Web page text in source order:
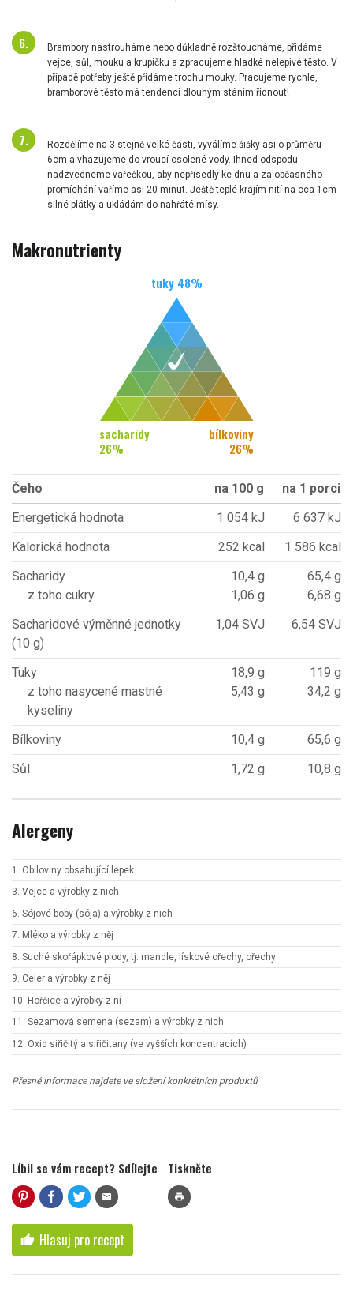
Brambory nastrouháme nebo důkladně rozšťoucháme, přidáme
vejce, sůl, mouku a krupičku a zpracujeme hladké nelepivé těsto. V
případě potřeby ještě přidáme trochu mouky. Pracujeme rychle,
bramborové těsto má tendenci dlouhým stáním řídnout!
Rozdělíme na 3 stejně velké části, vyválíme šišky asi o průměru
6cm a vhazujeme do vroucí osolené vody. Ihned odspodu
nadzvedneme vařečkou, aby nepřisedly ke dnu a za občasného
promíchání vaříme asi 20 minut. Ještě teplé krájím nití na cca 1cm
silné plátky a ukládám do nahřáté mísy.
Makronutrienty
tuky 48%
sacharidy
26%
bílkoviny
26%
Čeho na 100 g
na 1 porci
Energetická hodnota
1 054 kJ
6 637 kJ
Kalorická hodnota
252 kcal
1 586 kcal
Sacharidy
z toho cukry
10,4 g
1,06 g
65,4 g
6,68 g
Sacharidové výměnné jednotky
(10 g)
1,04 SVJ 6,54 SVJ
Tuky
z toho nasycené mastné
kyseliny
18,9 g
5,43 g
119 g
34,2 g
Bílkoviny 10,4 g
65,6 g
Sůl
1,72 g 10,8 g
Alergeny
1. Obiloviny obsahující lepek
3. Vejce a výrobky z nich
6. Sójové boby (sója) a výrobky z nich
7. Mléko a výrobky z něj
8. Suché skořápkové plody, tj. mandle, lískové ořechy, ořechy
9. Celer a výrobky z něj
10. Hořčice a výrobky z ní
11. Sezamová semena (sezam) a výrobky z nich
12. Oxid siřičitý a siřičitany (ve vyšších koncentracích)
Přesné informace najdete ve složení konkrétních produktů
Líbil se vám recept? Sdílejte
mail
Tiskněte
print
thumb_up Hlasuj pro recept